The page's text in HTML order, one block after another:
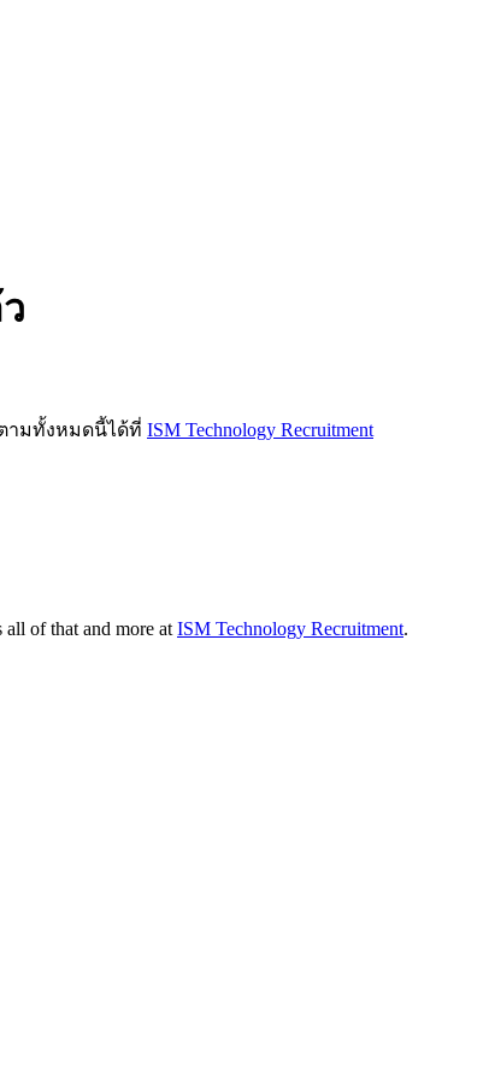
ามทั้งหมดนี้ได้ที่ ISM Technology Recruitment
of that and more at ISM Technology Recruitment.